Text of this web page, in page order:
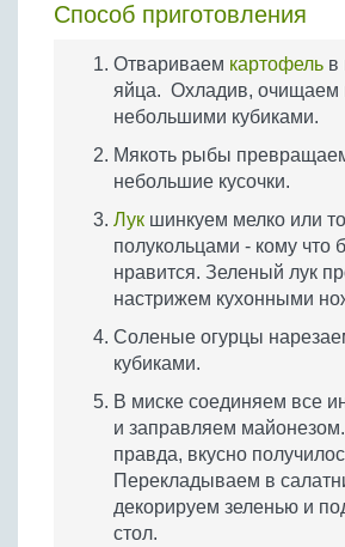
Способ приготовления
Отвариваем картофель в
яйца. Охладив, очищаем
небольшими кубиками.
Мякоть рыбы
небольшие кусочки.
Лук шинкуем мелко или
полукольцами - кому что
нравится. Зеленый лук
настрижем кухонными
Соленые огурцы
кубиками.
В миске соединяем все
и заправляем
правда, вкусно
Перекладываем в
декорируем зеленью и
стол.